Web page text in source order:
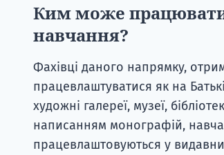
Ким може працювати
навчання?
Фахівці даного напрямку,
працевлаштуватися як на
художні галереї, музеї,
написанням монографій,
працевлаштовуються у